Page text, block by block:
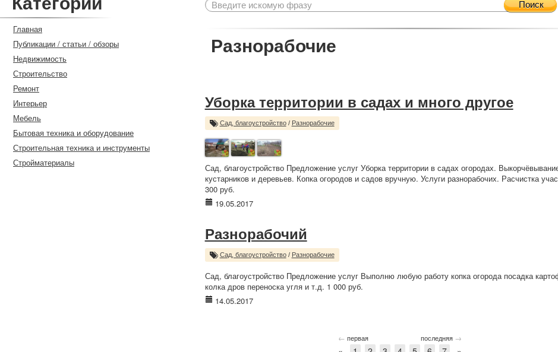
Главная
Публикации / статьи / обзоры
Недвижимость
Строительство
Ремонт
Интерьер
Мебель
Бытовая техника и оборудование
Строительная техника и инструменты
Стройматериалы
Поиск
Разнорабочие
Уборка территории в садах и много другое
Сад, благоустройство/ Разнорабочие
Сад, благоустройство Предложение услуг Уборка территории в садах огородах.
кустарников и деревьев. Копка огородов и садов вручную. Услуги разнорабочих. Расчистка
300 руб.
19.05.2017
Разнорабочий
Сад, благоустройство/ Разнорабочие
Сад, благоустройство Предложение услуг Выполню любую работу копка огорода посадка
колка дров переноска угля и т.д. 1 000 руб.
14.05.2017
← первая последняя →